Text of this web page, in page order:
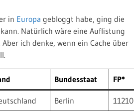
in Europa gebloggt habe, ging die
Natürlich wäre eine Auflistung
ich denke, wenn ein Cache über
Bundesstaat FP*
Berlin 11210